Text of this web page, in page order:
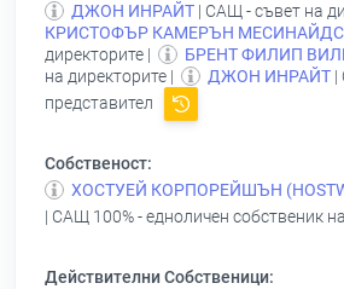
ДЖОН ИНРАЙТ | САЩ - съвет на
КРИСТОФЪР КАМЕРЪН МЕСИНАЙДС
директорите |
БРЕНТ ФИЛИП
на директорите |
ДЖОН ИНРАЙТ |
представител
Собственост:
ХОСТУЕЙ КОРПОРЕЙШЪН
| САЩ 100% - едноличен собственик
Действителни Собственици: